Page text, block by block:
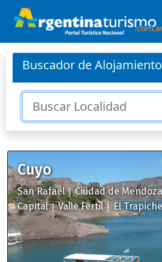
Buscador de
Cuyo
San Rafael|Ciudad de Mendoza
Capital|Valle Fértil|El Trapiche